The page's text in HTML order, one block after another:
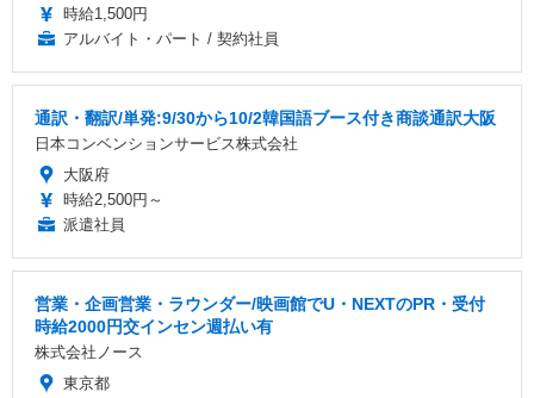
時給1,500円
アルバイト・パート / 契約社員
通訳・翻訳/単発:9/30から10/2韓国語ブース付き商談通訳大阪
日本コンベンションサービス株式会社
大阪府
時給2,500円～
派遣社員
営業・企画営業・ラウンダー/映画館でU・NEXTのPR・受付
時給2000円交インセン週払い有
株式会社ノース
東京都